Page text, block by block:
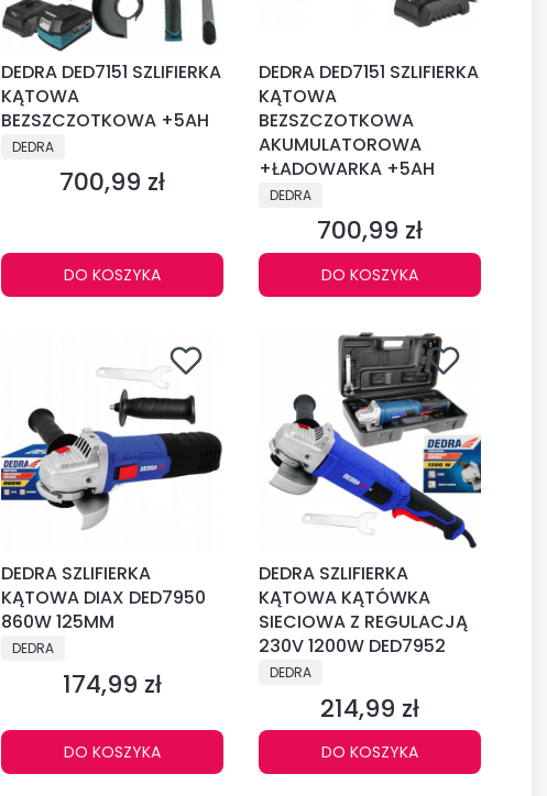
DEDRA DED7151 SZLIFIERKA
KĄTOWA
BEZSZCZOTKOWA +5AH
PRODUCENT
DEDRA
Cena
700,99 zł
DO KOSZYKA
DEDRA DED7151 SZLIFIERKA
KĄTOWA
BEZSZCZOTKOWA
AKUMULATOROWA
+ŁADOWARKA +5AH
PRODUCENT
DEDRA
Cena
700,99 zł
DO KOSZYKA
DEDRA SZLIFIERKA
KĄTOWA DIAX DED7950
860W 125MM
PRODUCENT
DEDRA
Cena
174,99 zł
DO KOSZYKA
DEDRA SZLIFIERKA
KĄTOWA KĄTÓWKA
SIECIOWA Z REGULACJĄ
230V 1200W DED7952
PRODUCENT
DEDRA
Cena
214,99 zł
DO KOSZYKA